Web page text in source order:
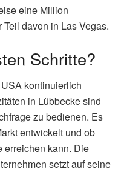
eine Million
davon in Las Vegas.
Schritte?
kontinuierlich
in Lübbecke sind
zu bedienen. Es
entwickelt und ob
erreichen kann. Die
setzt auf seine